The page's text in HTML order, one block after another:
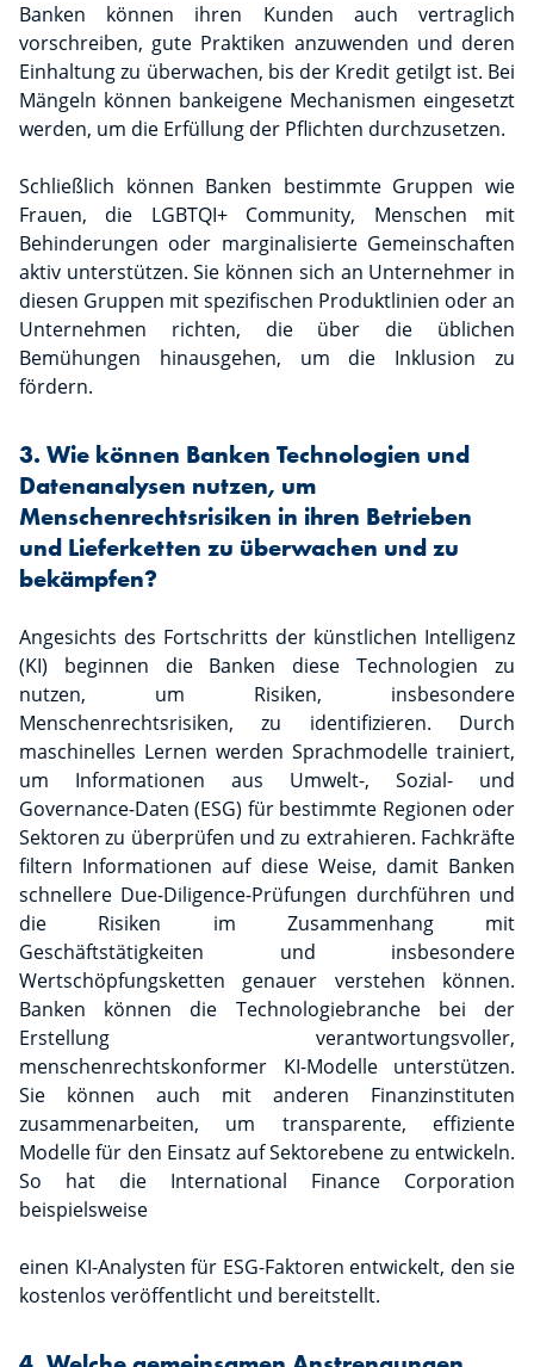
Banken können ihren Kunden auch vertraglich
vorschreiben, gute Praktiken anzuwenden und deren
Einhaltung zu überwachen, bis der Kredit getilgt ist. Bei
Mängeln können bankeigene Mechanismen eingesetzt
werden, um die Erfüllung der Pflichten durchzusetzen.
Schließlich können Banken bestimmte Gruppen wie
Frauen, die LGBTQI+ Community, Menschen mit
Behinderungen oder marginalisierte Gemeinschaften
aktiv unterstützen. Sie können sich an Unternehmer in
diesen Gruppen mit spezifischen Produktlinien oder an
Unternehmen richten, die über die üblichen
Bemühungen hinausgehen, um die Inklusion zu
fördern.
3. Wie können Banken Technologien und
Datenanalysen nutzen, um
Menschenrechtsrisiken in ihren Betrieben
und Lieferketten zu überwachen und zu
bekämpfen?
Angesichts des Fortschritts der künstlichen Intelligenz
(KI) beginnen die Banken diese Technologien zu
nutzen, um Risiken, insbesondere
Menschenrechtsrisiken, zu identifizieren. Durch
maschinelles Lernen werden Sprachmodelle trainiert,
um Informationen aus Umwelt-, Sozial- und
Governance-Daten (ESG) für bestimmte Regionen oder
Sektoren zu überprüfen und zu extrahieren. Fachkräfte
filtern Informationen auf diese Weise, damit Banken
schnellere Due-Diligence-Prüfungen durchführen und
die Risiken im Zusammenhang mit
Geschäftstätigkeiten und insbesondere
Wertschöpfungsketten genauer verstehen können.
Banken können die Technologiebranche bei der
Erstellung verantwortungsvoller,
menschenrechtskonformer KI-Modelle unterstützen.
Sie können auch mit anderen Finanzinstituten
zusammenarbeiten, um transparente, effiziente
Modelle für den Einsatz auf Sektorebene zu entwickeln.
So hat die International Finance Corporation
beispielsweise
einen KI-Analysten für ESG-Faktoren entwickelt, den sie
kostenlos veröffentlicht und bereitstellt.